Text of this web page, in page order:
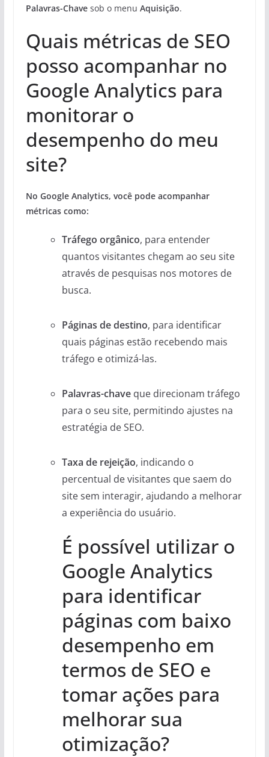
Palavras-Chavesob o menu Aquisição.
Quais métricas de SEO
posso acompanhar no
Google Analytics para
monitorar o
desempenho do meu
site?
No Google Analytics, você pode acompanhar
métricas como:
Tráfego orgânico, para entender
quantos visitantes chegam ao seu site
através de pesquisas nos motores de
busca.
Páginas de destino, para identificar
quais páginas estão recebendo mais
tráfego e otimizá-las.
Palavras-chaveque direcionam tráfego
para o seu site, permitindo ajustes na
estratégia de SEO.
Taxa de rejeição, indicando o
percentual de visitantes que saem do
site sem interagir, ajudando a melhorar
a experiência do usuário.
É possível utilizar o
Google Analytics
para identificar
páginas com baixo
desempenho em
termos de SEO e
tomar ações para
melhorar sua
otimização?